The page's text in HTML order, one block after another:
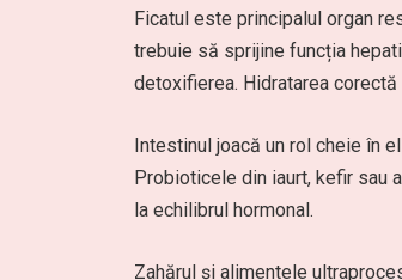
Ficatul este principalul organ
trebuie să sprijine funcția
detoxifierea. Hidratarea
Intestinul joacă un rol cheie în
Probioticele din iaurt, kefir sau
la echilibrul hormonal.
Zahărul și alimentele